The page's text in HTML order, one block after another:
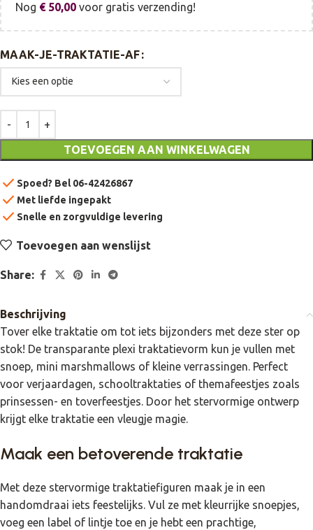
Nog €50,00 voor gratis verzending!
MAAK-JE-TRAKTATIE-AF
TOEVOEGEN AAN WINKELWAGEN
check Spoed? Bel 06-42426867
check Met liefde ingepakt
check Snelle en zorgvuldige levering
Toevoegen aan wenslijst
Share:
Beschrijving
Tover elke traktatie om tot iets bijzonders met deze ster op
stok! De transparante plexi traktatievorm kun je vullen met
snoep, mini marshmallows of kleine verrassingen. Perfect
voor verjaardagen, schooltraktaties of themafeestjes zoals
prinsessen- en toverfeestjes. Door het stervormige ontwerp
krijgt elke traktatie een vleugje magie.
Maak een betoverende traktatie
Met deze stervormige traktatiefiguren maak je in een
handomdraai iets feestelijks. Vul ze met kleurrijke snoepjes,
voeg een label of lintje toe en je hebt een prachtige,